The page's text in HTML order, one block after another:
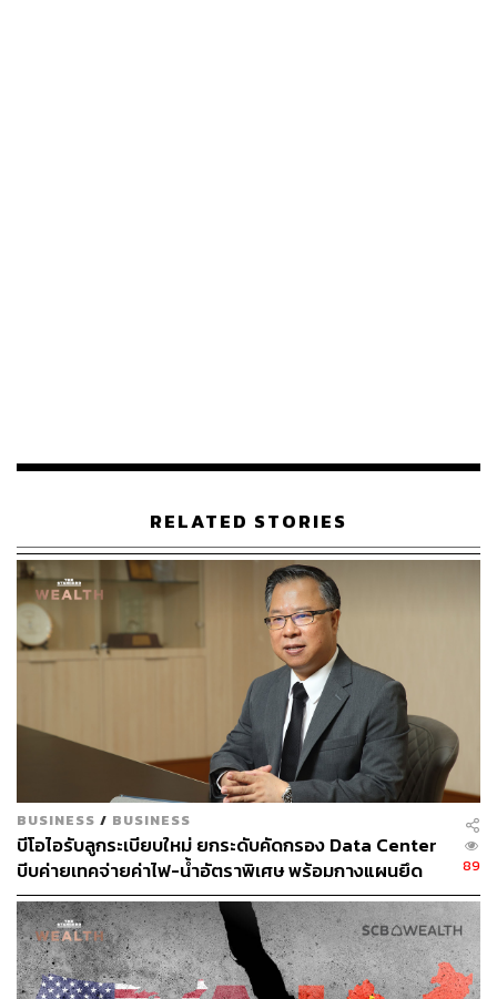
ต้องการบุคลากรด้านเทคโนโลยีที่เพิ่มขึ้นอย่างต่อเนื่อง
RELATED STORIES
BUSINESS / BUSINESS
บีโอไอรับลูกระเบียบใหม่ ยกระดับคัดกรอง Data Center
บีบค่ายเทคจ่ายค่าไฟ-น้ำอัตราพิเศษ พร้อมกางแผนยึด
ประโยชน์ประเทศเป็นหลัก
89